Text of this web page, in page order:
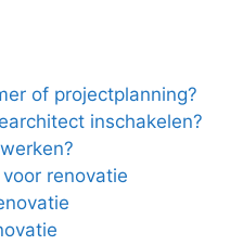
of projectplanning?
inschakelen?
renovatie